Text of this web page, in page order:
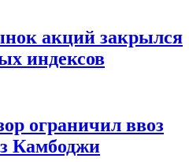
акций закрылся
индексов
ограничил ввоз
Камбоджи